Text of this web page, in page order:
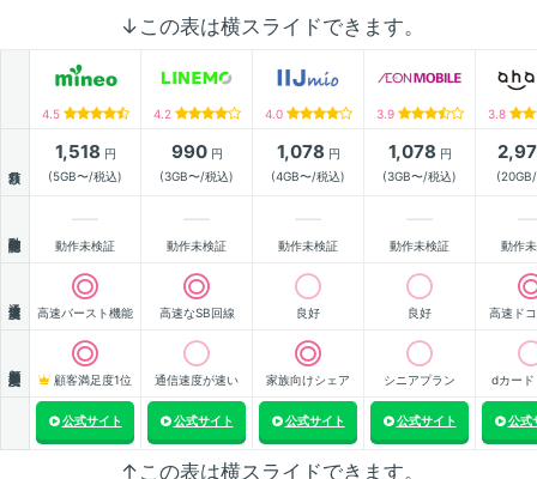
↓この表は横スライドできます。
4.5 4.2 4.0 3.9 3.8
1,518 円
(5GB〜/税込)
990円
(3GB〜/税込)
1,078 円
(4GB〜/税込)
1,078 円
(3GB〜/税込)
動作未検証 動作未検証 動作未検証 動作未検証 動作
高速バースト機能 高速なSB回線 良好 良好 高速ド
顧客満足度1位 通信速度が速い 家族向けシェア シニアプラン dカード
公式サイト 公式サイト 公式サイト 公式サイト 公式
↑この表は横スライドできます。